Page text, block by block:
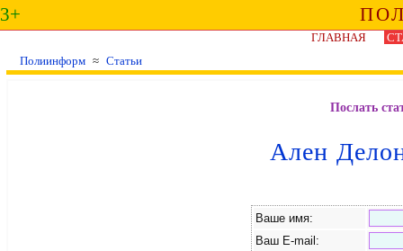
3+
ГЛАВНАЯ
Полиинформ ≈ Статьи
Послать
Ален
Ваше имя:
Ваш E-mail: